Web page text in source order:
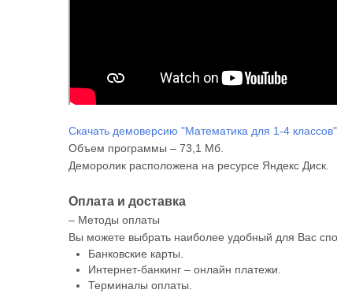
Скачать демоверсию "Математика для 1-4 классов".
Объем программы – 73,1 Мб.
Деморолик расположена на ресурсе Яндекс Диск.
Оплата и доставка
– Методы оплаты
Вы можете выбрать наиболее удобный для Вас
Банковские карты.
Интернет-банкинг – онлайн платежи.
Терминалы оплаты.